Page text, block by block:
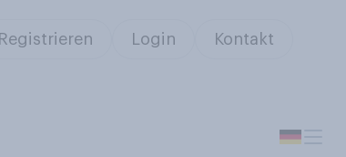
Registrieren Login Kontakt